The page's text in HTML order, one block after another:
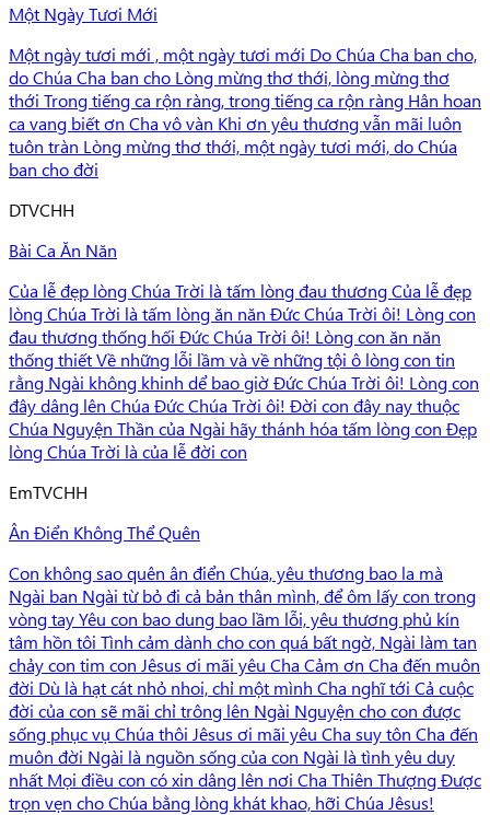
Một Ngày Tươi Mới
Một ngày tươi mới , một ngày tươi mới Do Chúa Cha ban cho,
do Chúa Cha ban cho Lòng mừng thơ thới, lòng mừng thơ
thới Trong tiếng ca rộn ràng, trong tiếng ca rộn ràng Hân hoan
ca vang biết ơn Cha vô vàn Khi ơn yêu thương vẫn mãi luôn
tuôn tràn Lòng mừng thơ thới, một ngày tươi mới, do Chúa
ban cho đời
DTVCHH
Bài Ca Ăn Năn
Của lễ đẹp lòng Chúa Trời là tấm lòng đau thương Của lễ đẹp
lòng Chúa Trời là tấm lòng ăn năn Đức Chúa Trời ôi! Lòng con
đau thương thống hối Đức Chúa Trời ôi! Lòng con ăn năn
thống thiết Về những lỗi lầm và về những tội ô lòng con tin
rằng Ngài không khinh dể bao giờ Đức Chúa Trời ôi! Lòng con
đây dâng lên Chúa Đức Chúa Trời ôi! Đời con đây nay thuộc
Chúa Nguyện Thần của Ngài hãy thánh hóa tấm lòng con Đẹp
lòng Chúa Trời là của lễ đời con
EmTVCHH
Ân Điển Không Thể Quên
Con không sao quên ân điển Chúa, yêu thương bao la mà
Ngài ban Ngài từ bỏ đi cả bản thân mình, để ôm lấy con trong
vòng tay Yêu con bao dung bao lầm lỗi, yêu thương phủ kín
tâm hồn tôi Tình cảm dành cho con quá bất ngờ, Ngài làm tan
chảy con tim con Jêsus ơi mãi yêu Cha Cảm ơn Cha đến muôn
đời Dù là hạt cát nhỏ nhoi, chỉ một mình Cha nghĩ tới Cả cuộc
đời của con sẽ mãi chỉ trông lên Ngài Nguyện cho con được
sống phục vụ Chúa thôi Jêsus ơi mãi yêu Cha suy tôn Cha đến
muôn đời Ngài là nguồn sống của con Ngài là tình yêu duy
nhất Mọi điều con có xin dâng lên nơi Cha Thiên Thượng Được
trọn vẹn cho Chúa bằng lòng khát khao, hỡi Chúa Jêsus!